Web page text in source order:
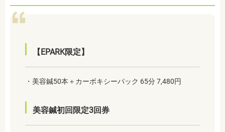
【EPARK限定】
・美容鍼50本＋カーボキシーパック 65分 7,480円
美容鍼初回限定3回券